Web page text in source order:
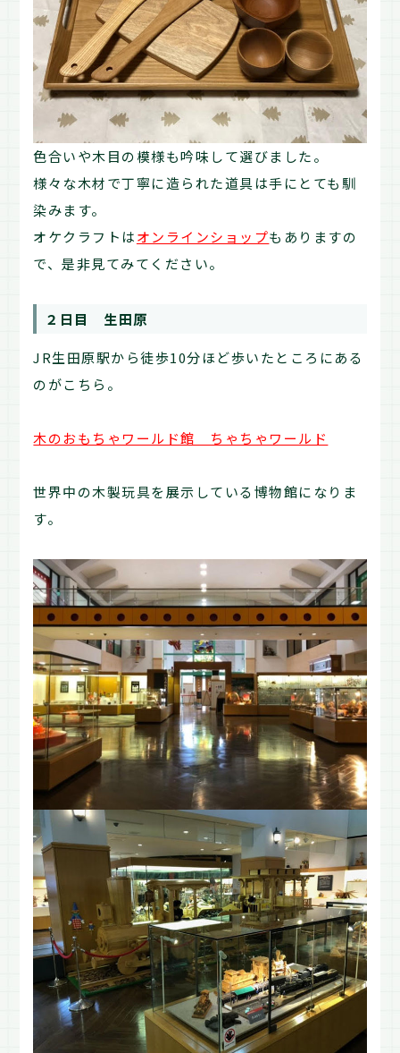
色合いや木目の模様も吟味して選びました。
様々な木材で丁寧に造られた道具は手にとても馴
染みます。
オケクラフトはオンラインショップもありますの
で、是非見てみてください。
２日目 生田原
JR生田原駅から徒歩10分ほど歩いたところにある
のがこちら。
木のおもちゃワールド館 ちゃちゃワールド
世界中の木製玩具を展示している博物館になりま
す。